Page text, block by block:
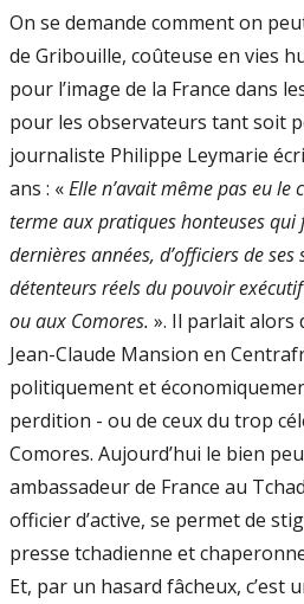
On se demande comment on
de Gribouille, coûteuse en vies
pour l’image de la France dans
pour les observateurs tant soit
journaliste Philippe Leymarie
ans : «Elle n’avait même pas eu le
terme aux pratiques honteuses qui
dernières années, d’officiers de ses
détenteurs réels du pouvoir
ou aux Comores. ». Il parlait alors
Jean-Claude Mansion en
politiquement et
perdition - ou de ceux du trop
Comores. Aujourd’hui le bien
ambassadeur de France au
officier d’active, se permet de
presse tchadienne et
Et, par un hasard fâcheux, c’est